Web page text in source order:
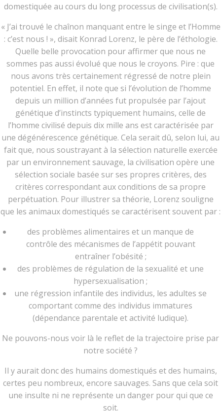
domestiquée au cours du long processus de civilisation(s).
« J’ai trouvé le chaînon manquant entre le singe et l’Homme
: c’est nous ! », disait Konrad Lorenz, le père de l’éthologie.
Quelle belle provocation pour affirmer que nous ne
sommes pas aussi évolué que nous le croyons. Pire : que
nous avons très certainement régressé de notre plein
potentiel. En effet, il note que si l’évolution de l’homme
depuis un million d’années fut propulsée par l’ajout
génétique d’instincts typiquement humains, celle de
l’homme civilisé depuis dix mille ans est caractérisée par
une dégénérescence génétique. Cela serait dû, selon lui, au
fait que, nous soustrayant à la sélection naturelle exercée
par un environnement sauvage, la civilisation opère une
sélection sociale basée sur ses propres critères, des
critères correspondant aux conditions de sa propre
perpétuation. Pour illustrer sa théorie, Lorenz souligne
que les animaux domestiqués se caractérisent souvent par :
des problèmes alimentaires et un manque de
contrôle des mécanismes de l’appétit pouvant
entraîner l’obésité ;
des problèmes de régulation de la sexualité et une
hypersexualisation ;
une régression infantile des individus, les adultes se
comportant comme des individus immatures
(dépendance parentale et activité ludique).
Ne pouvons-nous voir là le reflet de la trajectoire prise par
notre société ?
Il y aurait donc des humains domestiqués et des humains,
certes peu nombreux, encore sauvages. Sans que cela soit
une insulte ni ne représente un danger pour qui que ce
soit.